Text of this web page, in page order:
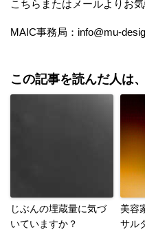
こちら またはメールよりお
MAIC事務局：info@mu-
この記事を読んだ人は
じぶんの埋蔵量に気づ
いていますか？
美容
サル